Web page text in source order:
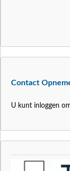
Contact
U kunt inloggen